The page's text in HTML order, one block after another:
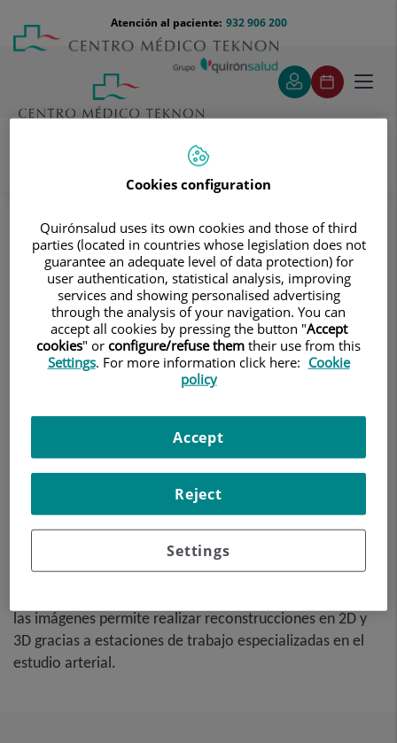
contenido
Menú
teléfono
cabecera
932 906 200
Atención al paciente:
Pruebas diagnósticas
Diagnóstico por la imagen
Tomografía Computarizada (TAC)
Estudios Vasculares
Angio-TC Arterial extremidades inferiores
Angio-TC Arterial extremidades
inferiores
invasiva que consiste en el
estudio vascular del sector
aorto-ilíaco y de los vasos
obteniendo imágenes de
alta definición anatómica,
mediante el empleo de un equipo de TC Multidetector de
las imágenes permite realizar reconstrucciones en 2D y
3D gracias a estaciones de trabajo especializadas en el
estudio arterial.
Cookies configuration
Quirónsalud uses its own cookies and those of third
parties (located in countries whose legislation does not
guarantee an adequate level of data protection) for
user authentication, statistical analysis, improving
services and showing personalised advertising
through the analysis of your navigation. You can
accept all cookies by pressing the button "Accept
cookies" or configure/refuse them their use from this
Settings. For more information click here: Cookie
policy
Settings
Reject
Accept